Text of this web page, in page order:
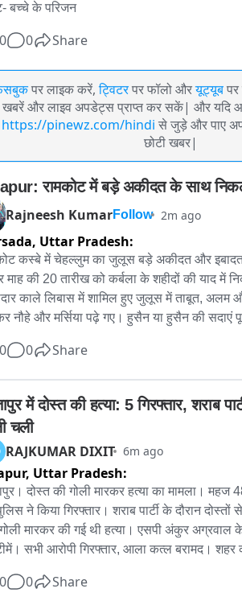
बच्चे के परिजन
0 0 Share
पर लाइक करें, ट्विटर पर फॉलो औरयूट्यूब
खबरें और लाइव अपडेट्स प्राप्त कर सकें| और यदि
https://pinewz.com/hindi से जुड़े और पाए
छोटी खबर|
रामकोट में बड़े अकीदत के साथ
Rajneesh KumarFollow 2m ago
Uttar Pradesh:
कस्बे में चेहल्लुम का जुलूस बड़े अकीदत और
माह की 20 तारीख को कर्बला के शहीदों की याद
काले लिबास में शामिल हुए जुलूस में ताबूत,
नौहे और मर्सिया पढ़े गए। हुसैन या हुसैन की सदाएं
लगाकर लोगों को शरबत और पानी पिलाया गया।
0 0 Share
में दोस्त की हत्या: 5 गिरफ्तार, शराब
चली
RAJKUMAR DIXIT 6m ago
Uttar Pradesh:
दोस्त की गोली मारकर हत्या का मामला। महज
ने किया गिरफ्तार। शराब पार्टी के दौरान
मारकर की गई थी हत्या। एसपी अंकुर अग्रवाल
सभी आरोपी गिरफ्तार, आला कत्ल बरामद। शहर
0 0 Share